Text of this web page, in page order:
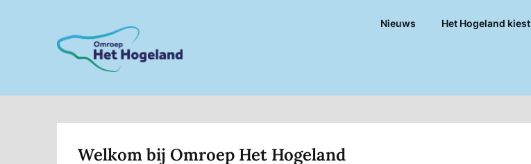
Nieuws Het Hogeland kiest
Welkom bij Omroep Het Hogeland